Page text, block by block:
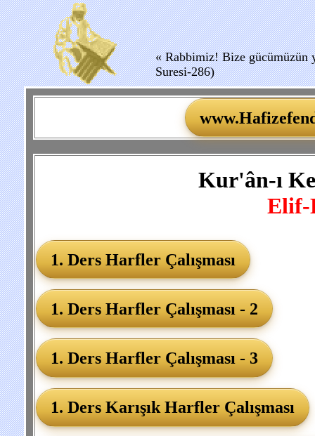
« Rabbimiz! Bize gücümüzün
Suresi-286)
Kur'ân-ı
Elif-
1. Ders Harfler Çalışması
1. Ders Harfler Çalışması - 2
1. Ders Harfler Çalışması - 3
1. Ders Karışık Harfler Çalışması